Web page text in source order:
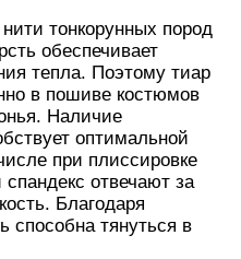
тонкорунных пород
обеспечивает
тепла. Поэтому тиар
в пошиве костюмов
Наличие
оптимальной
при плиссировке
отвечают за
Благодаря
способна тянуться в